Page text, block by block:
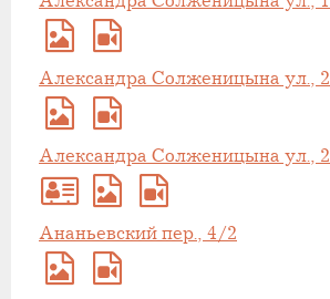
Александра Солженицына ул.,
Александра Солженицына ул.,
Ананьевский пер., 4/2